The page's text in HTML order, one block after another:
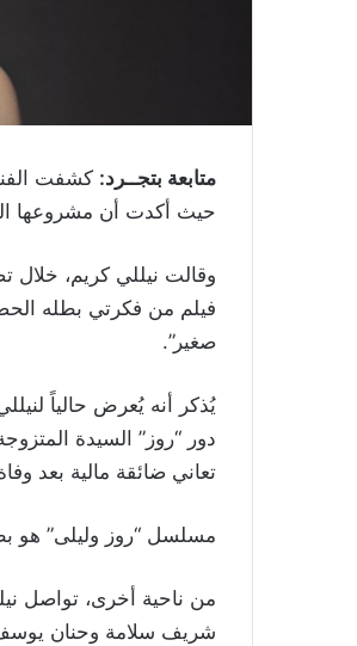
متابعة بتجــرد: كشفت
حيث أكدت أن مشروعها
وقالت نيللي كريم، خلال
فيلم من فكرتي بطله
صغير”.
يُذكر أنه يُعرض حالياً
دور “روز” السيدة
تعاني ضائقة مالية بعد
مسلسل “روز وليلى” هو
من ناحية أخرى، تواصل
شريف سلامة وحنان